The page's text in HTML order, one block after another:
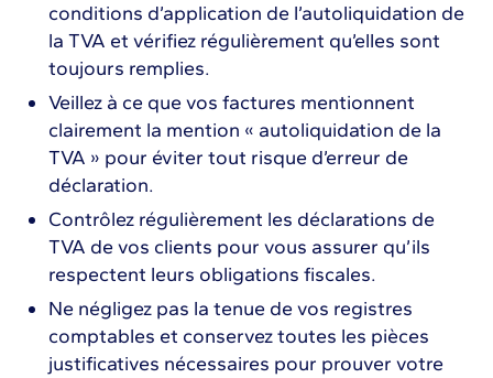
conditions d’application de l’autoliquidation de
la TVA et vérifiez régulièrement qu’elles sont
toujours remplies.
Veillez à ce que vos factures mentionnent
clairement la mention « autoliquidation de la
TVA » pour éviter tout risque d’erreur de
déclaration.
Contrôlez régulièrement les déclarations de
TVA de vos clients pour vous assurer qu’ils
respectent leurs obligations fiscales.
Ne négligez pas la tenue de vos registres
comptables et conservez toutes les pièces
justificatives nécessaires pour prouver votre